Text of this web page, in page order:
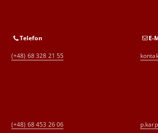
Telefon
(+48) 68 328 21 55
E-
(+48) 68 453 26 06